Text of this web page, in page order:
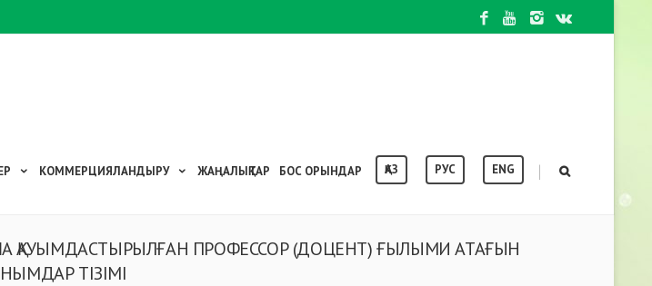
КОММЕРЦИЯЛАНДЫРУ ЖАҢАЛЫҚТАР БОС ОРЫНДАР ҚАЗ РУС ENG |
ПРОФЕССОР (ДОЦЕНТ) ҒЫЛЫМИ АТАҒЫН
ТІЗІМІ